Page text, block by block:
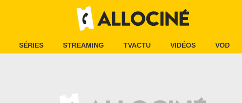
SÉRIES STREAMING TVACTU VIDÉOS VOD